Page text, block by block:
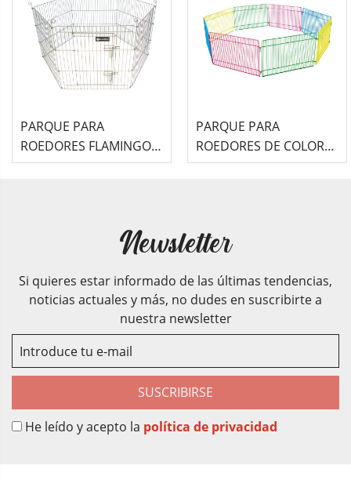
PARQUE PARA
ROEDORES FLAMINGO
(60x60cm) - HEXAGON
PARQUE PARA
ROEDORES DE COLORES
FLAMINGO (84,5x23cm)
Newsletter
Si quieres estar informado de las últimas tendencias,
noticias actuales y más, no dudes en suscribirte a
nuestra newsletter
SUSCRIBIRSE
He leído y acepto la política de privacidad